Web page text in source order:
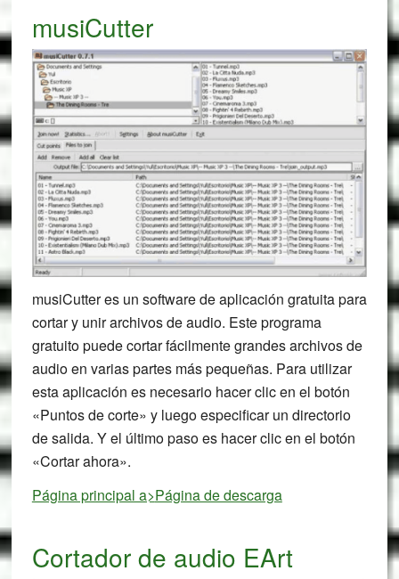
musiCutter
musiCutter es un software de aplicación gratuita para
cortar y unir archivos de audio. Este programa
gratuito puede cortar fácilmente grandes archivos de
audio en varias partes más pequeñas. Para utilizar
esta aplicación es necesario hacer clic en el botón
«Puntos de corte» y luego especificar un directorio
de salida. Y el último paso es hacer clic en el botón
«Cortar ahora».
Página principal a>Página de descarga
Cortador de audio EArt